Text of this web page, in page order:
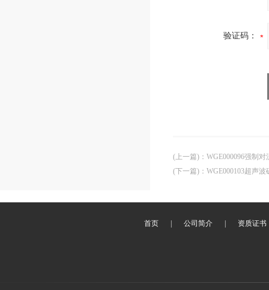
验证码：
(上一篇) ： WGE000096强制对
(下一篇) ： WGE000103超声波
首页 公司简介 资质证书